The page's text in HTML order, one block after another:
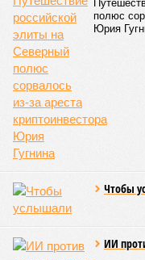
– Довольно
развития событий,
железные дороги
спонсора. Вряд ли
РЖД совсем без
и привычный уже
Потерянные нами
новых хозяев, и
подаренная от
значительная
Юрий Баранчик,
– Понятно, почему
РЖД – в отместку за
и вообще, чтобы